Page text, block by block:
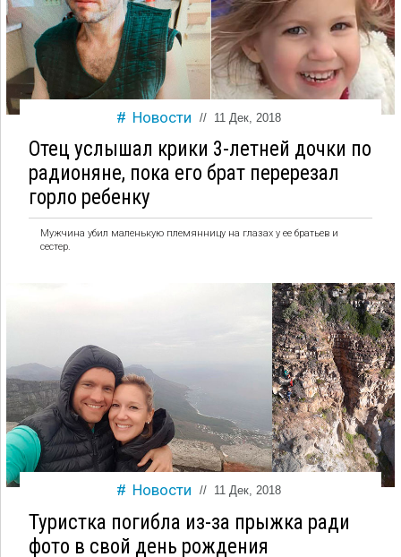
Новости // 11 Дек, 2018
Отец услышал крики 3-летней дочки по
радионяне, пока его брат перерезал
горло ребенку
Мужчина убил маленькую племянницу на глазах у ее братьев и
сестер.
Новости // 11 Дек, 2018
Туристка погибла из-за прыжка ради
фото в свой день рождения